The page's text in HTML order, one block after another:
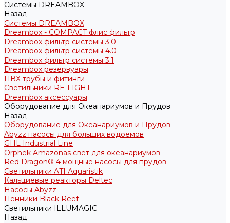
Системы DREAMBOX
Назад
Системы DREAMBOX
Dreambox - COMPACT флис фильтр
Dreambox фильтр системы 3.0
Dreambox фильтр системы 4.0
Dreambox фильтр системы 3.1
Dreambox резервуары
ПВХ трубы и фитинги
Светильники RE-LIGHT
Dreambox аксессуары
Оборудование для Океанариумов и Прудов
Назад
Оборудование для Океанариумов и Прудов
Abyzz насосы для больших водоемов
GHL Industrial Line
Orphek Amazonas свет для океанариумов
Red Dragon® 4 мощные насосы для прудов
Светильники ATI Aquaristik
Кальциевые реакторы Deltec
Насосы Abyzz
Пенники Black Reef
Светильники ILLUMAGIC
Назад